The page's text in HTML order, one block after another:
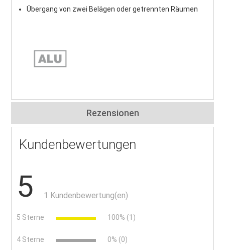
Übergang von zwei Belägen oder getrennten Räumen
Rezensionen
Kundenbewertungen
5 1 Kundenbewertung(en)
5 Sterne 100% (1)
4 Sterne 0% (0)